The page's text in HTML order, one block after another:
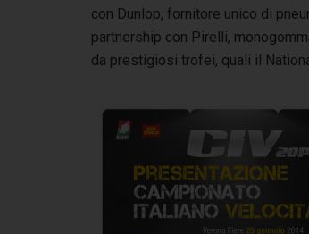
con Dunlop, fornitore unico di
partnership con Pirelli,
da prestigiosi trofei, quali il